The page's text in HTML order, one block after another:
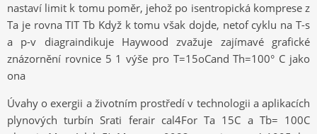
nastaví limit k tomu poměr, jehož po isentropická komprese z
Ta je rovna TIT Tb Když k tomu však dojde, netof cyklu na T-s
a p-v diagraindikuje Haywood zvažuje zajímavé grafické
znázornění rovnice 5 1 výše pro T=15oCand Th=100° C jako
ona
Úvahy o exergii a životním prostředí v technologii a aplikacích
plynových turbín Srati ferair cal4For Ta 15C a Tb= 100C